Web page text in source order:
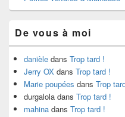
De vous à moi
danièle dans Trop tard !
Jerry OX dans Trop tard !
Marie poupées dans Trop
durgalola dans Trop tard !
mahina dans Trop tard !